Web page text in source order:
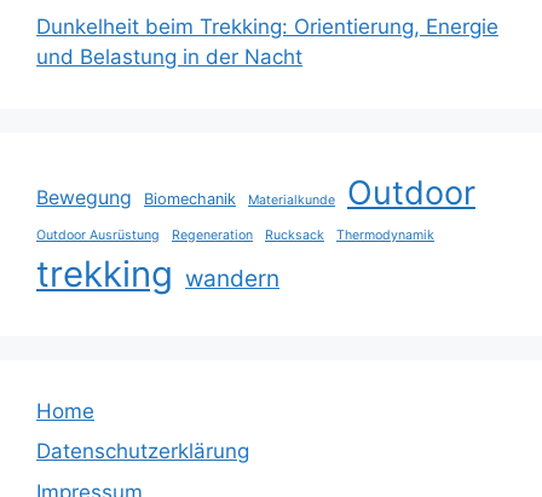
Dunkelheit beim Trekking: Orientierung, Energie
und Belastung in der Nacht
Bewegung Biomechanik Materialkunde Outdoor
Outdoor Ausrüstung Regeneration Rucksack Thermodynamik
trekking wandern
Home
Datenschutzerklärung
Impressum